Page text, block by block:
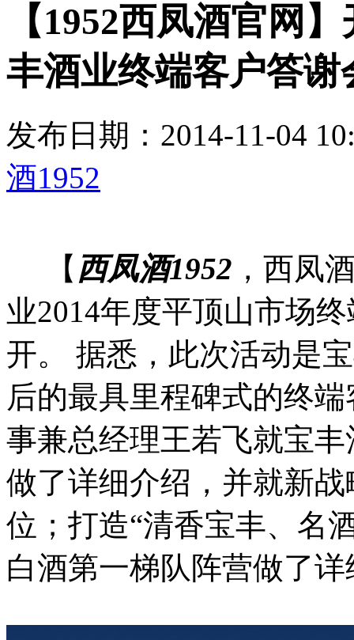
【1952西凤酒官网
丰酒业终端客户答谢
发布日期：2014-11-04
酒1952
【 西凤酒1952 ，西凤
业2014年度平顶山市场
开。 据悉，此次活动是
后的最具里程碑式的终
事兼总经理王若飞就宝
做了详细介绍，并就新
位；打造“清香宝丰、名
白酒第一梯队阵营做了